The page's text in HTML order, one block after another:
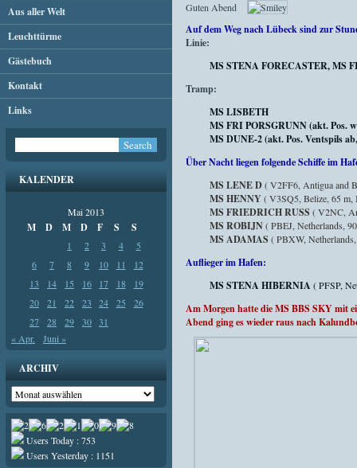
Aus aller Welt
Leuchttürme
Gästebuch
Kontakt
Links
KALENDER
Mai 2013
M D M D F S S
1 2 3 4
5
6
7 8 9 10 11
12
13
14 15 16 17 18
19
20
21 22 23 24 25
26
27
28 29 30 31
« Apr.
Juni »
ARCHIV
Archiv
Users Today : 753
Users Yesterday : 1151
Guten Abend
Auf dem Weg nach Lübeck sind zur
Linie:
MS STENA FORECASTER, MS
Tramp:
MS LISBETH
MS FRI PORSGRUNN (akt. Pos.
MS DUNE-2 (akt. Pos. Ventspils
Über Nacht liegen folgende Schiffe im
MS LENE D( V2FF6, Antigua and
MS HENNY( V3SQ5, Belize, 65 m,
MS FRIEDRICH RUSS ( V2NC,
MS ROBIJN( PBEJ, Netherlands,
MS ADAMAS ( PBXW,
Auflieger im Hafen:
MS STENA HIBERNIA ( PFSP,
Am Morgen hatte die MS BBS SKY mit
Abend ging es wieder raus nach